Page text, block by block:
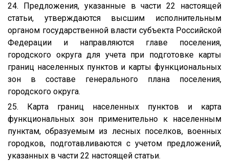
24. Предложения, указанные в части 22 настоящей
статьи, утверждаются высшим исполнительным
органом государственной власти субъекта Российской
Федерации и направляются главе поселения,
городского округа для учета при подготовке карты
границ населенных пунктов и карты функциональных
зон в составе генерального плана поселения,
городского округа.
25. Карта границ населенных пунктов и карта
функциональных зон применительно к населенным
пунктам, образуемым из лесных поселков, военных
городков, подготавливаются с учетом предложений,
указанных в части 22 настоящей статьи.